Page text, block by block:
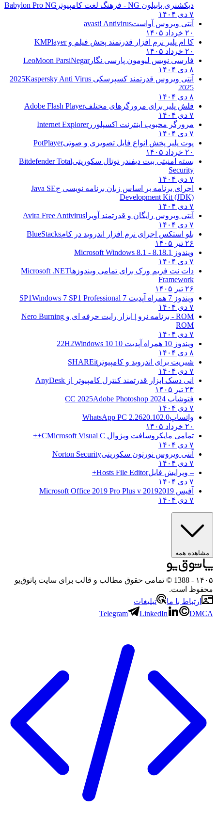
دیکشنری بابیلون NG - فرهنگ لغت کامپیوتر
Babylon Pro NG
۷ دی ۱۴۰۴
آنتی ویروس آواستavast! Antivirus
۲۰ خرداد ۱۴۰۵
کا ام پلیر نرم افزار قدرتمند پخش فیلم وKMPlayer
۲۰ خرداد ۱۴۰۵
فارسی نویس لیومون پارسی نگارLeoMoon ParsiNegar
۸ دی ۱۴۰۴
آنتی ویروس قدرتمند کسپرسکی 2025 Kaspersky Anti Virus
2025
۸ دی ۱۴۰۴
فلش پلیر برای مرورگرهای مختلفAdobe Flash Player
۷ دی ۱۴۰۴
مرورگر محبوب اینترنت اکسپلوررInternet Explorer
۷ دی ۱۴۰۴
پوت پلیر پخش انواع فایل تصویری و صوتیPotPlayer
۲۰ خرداد ۱۴۰۵
بسته امنیتی بیت دیفندر توتال سکوریتیBitdefender Total
Security
۷ دی ۱۴۰۴
اجرای برنامه بر اساس زبان برنامه نویسی جJava SE
Development Kit (JDK)
۷ دی ۱۴۰۴
آنتی ویروس رایگان و قدرتمند آویرا Avira Free Antivirus
۷ دی ۱۴۰۴
بلو استکس اجرای نرم افزار اندروید در کامBlueStacks
۲۶ تیر ۱۴۰۵
ویندوز 8.1
8.1 - Microsoft Windows 8.1
۷ دی ۱۴۰۴
دات نت فریم ورک برای تمامی ویندوزهاMicrosoft .NET
Framework
۲۶ تیر ۱۴۰۵
ویندوز 7 همراه آپدیت 7 SP1
Windows 7 SP1 Professional
۷ دی ۱۴۰۴
ROM - برنامه نرو | ابزار رایت حرفه ای و
Nero Burning
ROM
۷ دی ۱۴۰۴
ویندوز 10 همراه آپدیت 10 22H2
Windows 10
۸ دی ۱۴۰۴
شیریت برای اندروید و کامپیوتر SHAREit
۷ دی ۱۴۰۴
انی دسک ابزار قدرتمند کنترل کامپیوتر از AnyDesk
۲۳ تیر ۱۴۰۵
فتوشاپ CC 2025 Adobe Photoshop 2024
۷ دی ۱۴۰۴
واتساپWhatsApp PC 2.2620.102.0
۲۰ خرداد ۱۴۰۵
تمامی مایکروسافت ویژوال C Microsoft Visual C++
۷ دی ۱۴۰۴
آنتی ویروس نورتون سکوریتیNorton Security
۷ دی ۱۴۰۴
– ویرایش فایلHosts File Editor+
۷ دی ۱۴۰۴
آفیس 2019 2019 Microsoft Office 2019 Pro Plus v
۷ دی ۱۴۰۴
مشاهده همه
۱۴۰۵
- 1388 © تمامی حقوق مطالب و قالب برای سایت پاتوق‌یو
محفوظ است.
ارتباط با ما
تبلیغات
Telegram
LinkedIn DMCA